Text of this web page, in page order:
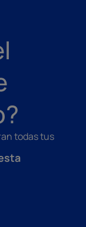
todas tus